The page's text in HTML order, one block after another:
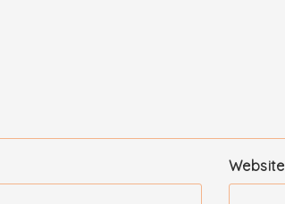
Website